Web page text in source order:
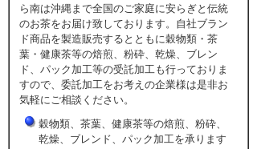
ら南は沖縄まで全国のご家庭に安らぎと伝統
のお茶をお届け致しております。自社ブラン
ド商品を製造販売するとともに穀物類・茶
葉・健康茶等の焙煎、粉砕、乾燥、ブレン
ド、パック加工等の受託加工も行っておりま
すので、委託加工をお考えの企業様は是非お
気軽にご相談ください。
穀物類、茶葉、健康茶等の焙煎、粉砕、
乾燥、ブレンド、パック加工を承ります